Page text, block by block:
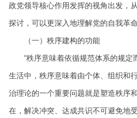
政党领导核心作用发挥的视角出发，
探讨，可以更深入地理解党的自我革
（一）秩序建构的功能
“秩序意味着依循规范体系的规定
生活中，秩序意味着由个体、组织和
治理论的一个重要问题就是塑造秩序
在，解决冲突、达成共识不可避免地